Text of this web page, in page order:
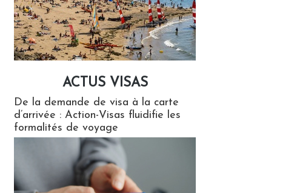
ACTUS VISAS
De la demande de visa à la carte
d’arrivée : Action-Visas fluidifie les
formalités de voyage